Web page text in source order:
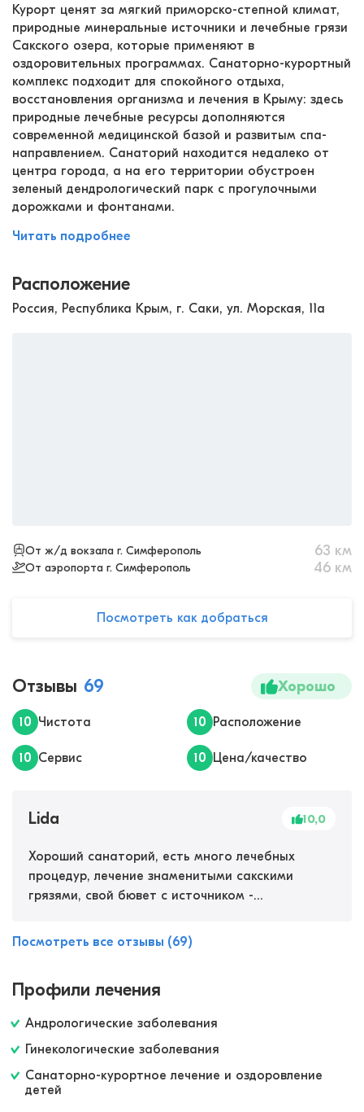
Курорт ценят за мягкий приморско-степной климат,
природные минеральные источники и лечебные грязи
Сакского озера, которые применяют в
оздоровительных программах. Санаторно-курортный
комплекс подходит для спокойного отдыха,
восстановления организма и лечения в Крыму: здесь
природные лечебные ресурсы дополняются
современной медицинской базой и развитым спа-
направлением. Санаторий находится недалеко от
центра города, а на его территории обустроен
зеленый дендрологический парк с прогулочными
дорожками и фонтанами.
Читать подробнее
Расположение
Россия, Республика Крым, г. Саки, ул. Морская, 11а
От ж/д вокзала г. Симферополь 63 км
От аэропорта г. Симферополь 46 км
Посмотреть как добраться
Отзывы 69 Хорошо
10 Чистота 10 Расположение
10 Сервис 10 Цена/качество
Lida 10,0
Хороший санаторий, есть много лечебных
процедур, лечение знаменитыми сакскими
грязями, свой бювет с источником -
песчаный. Еда вкусная, отзывчивый персонал.
Мы остались всем довольны!
Посмотреть все отзывы (69)
Профили лечения
Андрологические заболевания
Гинекологические заболевания
Санаторно-курортное лечение и оздоровление
детей